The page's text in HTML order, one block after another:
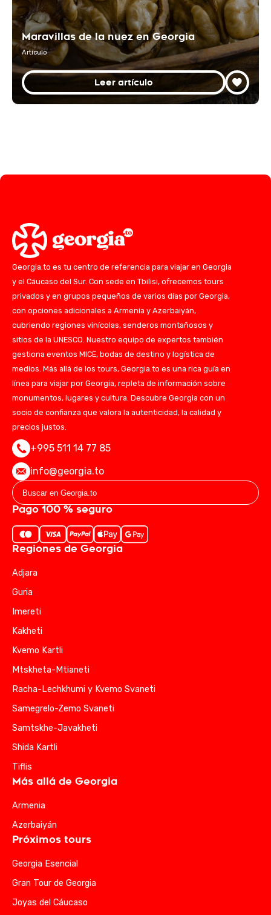
Maravillas de la nuez en Georgia
Artículo
Leer artículo
Georgia.to es tu centro de referencia para viajar en Georgia
y el Cáucaso del Sur. Con sede en Tbilisi, ofrecemos tours
privados y en grupos pequeños de varios días por Georgia,
con opciones adicionales a Armenia y Azerbaiyán,
cubriendo regiones vinícolas, senderos montañosos y
sitios de la UNESCO. Nuestro equipo de expertos también
gestiona eventos MICE, bodas de destino y logística de
medios. Más allá de los tours, Georgia.to es una rica guía en
línea para viajar por Georgia, repleta de información sobre
monumentos, lugares y cultura. Descubre Georgia con un
socio de confianza que valora la autenticidad, la calidad y
precios justos.
+995 511 14 77 85
info@georgia.to
Pago 100 % seguro
Regiones de Georgia
Adjara
Guria
Imereti
Kakheti
Kvemo Kartli
Mtskheta-Mtianeti
Racha-Lechkhumi y Kvemo Svaneti
Samegrelo-Zemo Svaneti
Samtskhe-Javakheti
Shida Kartli
Tiflis
Más allá de Georgia
Armenia
Azerbaiyán
Próximos tours
Georgia Esencial
Gran Tour de Georgia
Joyas del Cáucaso